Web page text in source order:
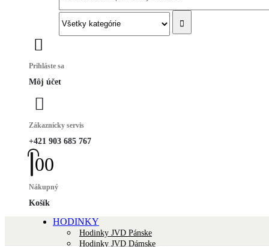
Prihláste sa
Môj účet
Zákaznícky servis
+421 903 685 767
00
Nákupný
Košík
HODINKY
Hodinky JVD Pánske
Hodinky JVD Dámske